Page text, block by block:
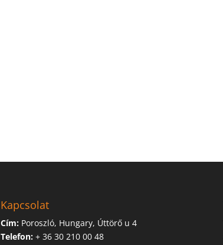
Kapcsolat
Cím: Poroszló, Hungary, Úttörő u 4
Telefon:+ 36 30 210 00 48